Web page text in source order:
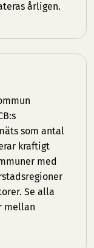
årligen.
som antal
kraftigt
med
Se alla
mellan